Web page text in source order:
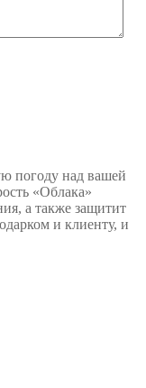
погоду над вашей
«Облака»
а также защитит
и клиенту, и